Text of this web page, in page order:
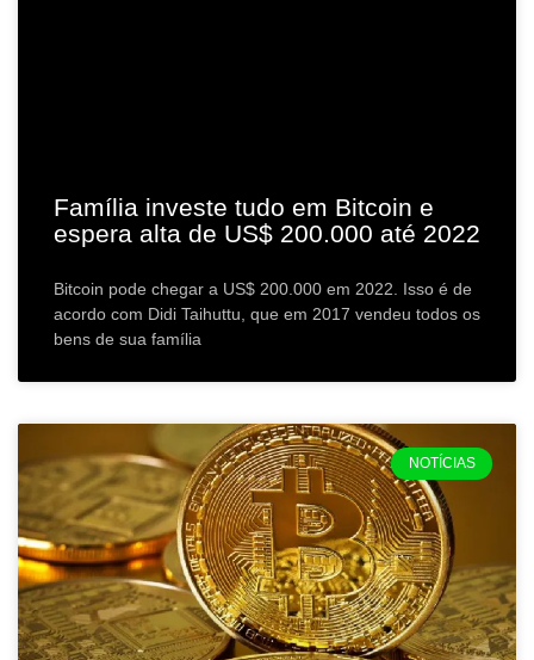
Família investe tudo em Bitcoin e
espera alta de US$ 200.000 até 2022
Bitcoin pode chegar a US$ 200.000 em 2022. Isso é de
acordo com Didi Taihuttu, que em 2017 vendeu todos os
bens de sua família
NOTÍCIAS